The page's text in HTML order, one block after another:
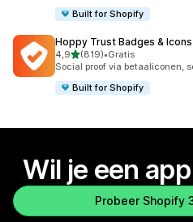
Built for Shopify
Hoppy Trust Badges & Icons
4,9van 5 sterren
(819)
819 recensies in totaal
•Gratis
Social proof via betaaliconen,
Built for Shopify
Wil je een
Probeer Shopify